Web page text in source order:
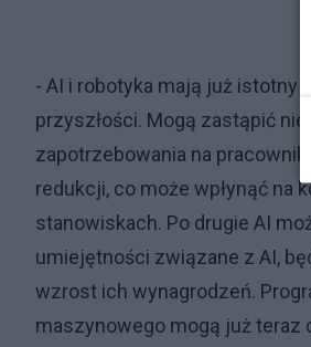
- AI i robotyka mają już istotny
przyszłości. Mogą zastąpić
zapotrzebowania na
redukcji, co może wpłynąć na
stanowiskach. Po drugie AI
umiejętności związane z AI,
wzrost ich wynagrodzeń.
maszynowego mogą już